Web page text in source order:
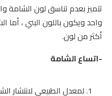
تتميز بعدم تناسق لون الشامة
واحد ويكون باللون البني ، أما
أكثر من لون.
-اتساع الشامة